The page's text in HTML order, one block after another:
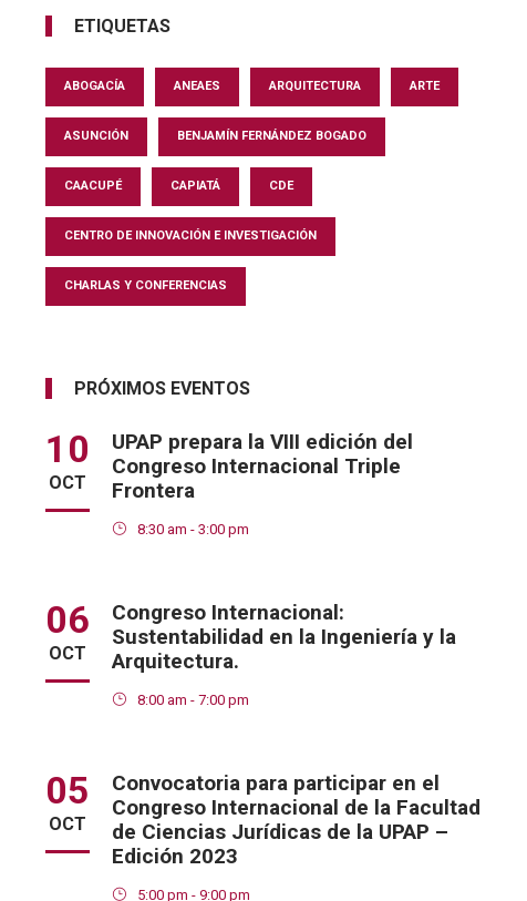
ETIQUETAS
ABOGACÍA ANEAES ARQUITECTURA ARTE
ASUNCIÓN BENJAMÍN FERNÁNDEZ BOGADO
CAACUPÉ CAPIATÁ CDE
CENTRO DE INNOVACIÓN E INVESTIGACIÓN
CHARLAS Y CONFERENCIAS
PRÓXIMOS EVENTOS
10
OCT
UPAP prepara la VIII edición del
Congreso Internacional Triple
Frontera
8:30 am - 3:00 pm
06
OCT
Congreso Internacional:
Sustentabilidad en la Ingeniería y la
Arquitectura.
8:00 am - 7:00 pm
05
OCT
Convocatoria para participar en el
Congreso Internacional de la Facultad
de Ciencias Jurídicas de la UPAP –
Edición 2023
5:00 pm - 9:00 pm